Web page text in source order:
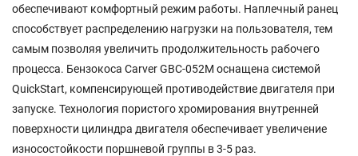
обеспечивают комфортный режим работы. Наплечный ранец
способствует распределению нагрузки на пользователя, тем
самым позволяя увеличить продолжительность рабочего
процесса. Бензокоса Carver GBC-052M оснащена системой
QuickStart, компенсирующей противодействие двигателя при
запуске. Технология пористого хромирования внутренней
поверхности цилиндра двигателя обеспечивает увеличение
износостойкости поршневой группы в 3-5 раз.